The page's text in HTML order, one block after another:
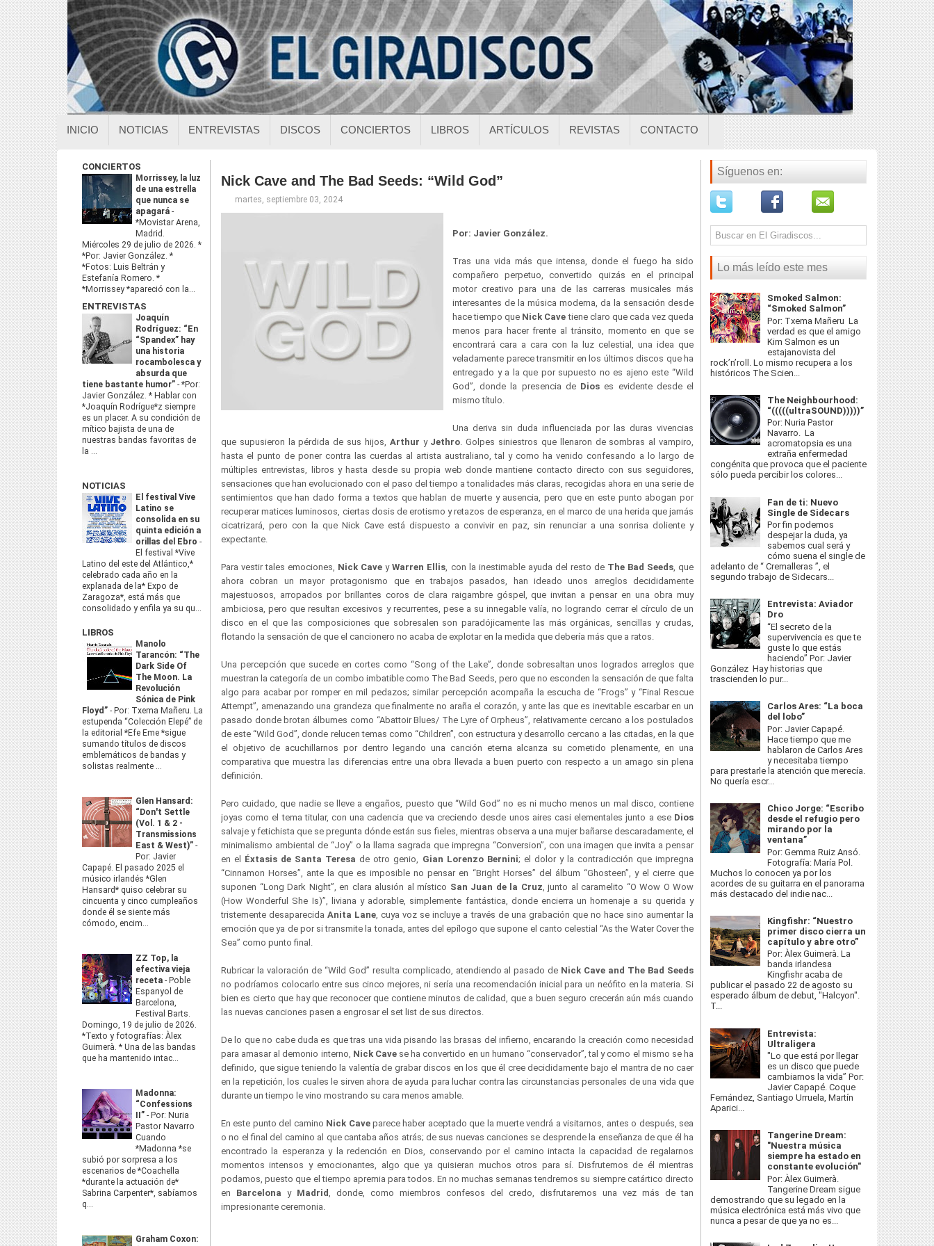
INICIO NOTICIAS ENTREVISTAS DISCOS CONCIERTOS LIBROS ARTÍCULOS REVISTAS CONTACTO
CONCIERTOS
Morrissey, la luz
de una estrella
que nunca se
apagará -
*Movistar Arena,
Madrid.
Miércoles 29 de julio de 2026. *
*Por: Javier González. *
*Fotos: Luis Beltrán y
Estefanía Romero. *
*Morrissey *apareció con la...
ENTREVISTAS
Joaquín
Rodríguez: “En
“Spandex” hay
una historia
rocambolesca y
absurda que
tiene bastante humor” -*Por:
Javier González. * Hablar con
*Joaquín Rodrígue*z siempre
es un placer. A su condición de
mítico bajista de una de
nuestras bandas favoritas de
la ...
NOTICIAS
El festival Vive
Latino se
consolida en su
quinta edición a
orillas del Ebro -
El festival *Vive
Latino del este del Atlántico,*
celebrado cada año en la
explanada de la* Expo de
Zaragoza*, está más que
consolidado y enfila ya su qu...
LIBROS
Manolo
Tarancón: “The
Dark Side Of
The Moon. La
Revolución
Sónica de Pink
Floyd” - Por: Txema Mañeru. La
estupenda “Colección Elepé” de
la editorial *Efe Eme *sigue
sumando títulos de discos
emblemáticos de bandas y
solistas realmente ...
Glen Hansard:
“Don't Settle
(Vol. 1 & 2 -
Transmissions
East & West)” -
Por: Javier
Capapé. El pasado 2025 el
músico irlandés *Glen
Hansard* quiso celebrar su
cincuenta y cinco cumpleaños
donde él se siente más
cómodo, encim...
ZZ Top, la
efectiva vieja
receta - Poble
Espanyol de
Barcelona,
Festival Barts.
Domingo, 19 de julio de 2026.
*Texto y fotografías: Àlex
Guimerà. * Una de las bandas
que ha mantenido intac...
Madonna:
“Confessions
II” - Por: Nuria
Pastor Navarro
Cuando
*Madonna *se
subió por sorpresa a los
escenarios de *Coachella
*durante la actuación de*
Sabrina Carpenter*, sabíamos
q...
Graham Coxon:
Nick Cave and The Bad Seeds: “Wild God”
martes, septiembre 03, 2024
Por: Javier González.
Tras una vida más que intensa, donde el fuego ha sido
compañero perpetuo, convertido quizás en el principal
motor creativo para una de las carreras musicales más
interesantes de la música moderna, da la sensación desde
hace tiempo que Nick Cave tiene claro que cada vez queda
menos para hacer frente al tránsito, momento en que se
encontrará cara a cara con la luz celestial, una idea que
veladamente parece transmitir en los últimos discos que ha
entregado y a la que por supuesto no es ajeno este “Wild
God”, donde la presencia de Dios es evidente desde el
mismo título.
Una deriva sin duda influenciada por las duras vivencias
que supusieron la pérdida de sus hijos, Arthur y Jethro. Golpes siniestros que llenaron de sombras al vampiro,
hasta el punto de poner contra las cuerdas al artista australiano, tal y como ha venido confesando a lo largo de
múltiples entrevistas, libros y hasta desde su propia web donde mantiene contacto directo con sus seguidores,
sensaciones que han evolucionado con el paso del tiempo a tonalidades más claras, recogidas ahora en una serie de
sentimientos que han dado forma a textos que hablan de muerte y ausencia, pero que en este punto abogan por
recuperar matices luminosos, ciertas dosis de erotismo y retazos de esperanza, en el marco de una herida que jamás
cicatrizará, pero con la que Nick Cave está dispuesto a convivir en paz, sin renunciar a una sonrisa doliente y
expectante.
Para vestir tales emociones, Nick Cave yWarren Ellis, con la inestimable ayuda del resto de The Bad Seeds, que
ahora cobran un mayor protagonismo que en trabajos pasados, han ideado unos arreglos decididamente
majestuosos, arropados por brillantes coros de clara raigambre góspel, que invitan a pensar en una obra muy
ambiciosa, pero que resultan excesivos y recurrentes, pese a su innegable valía, no logrando cerrar el círculo de un
disco en el que las composiciones que sobresalen son paradójicamente las más orgánicas, sencillas y crudas,
flotando la sensación de que el cancionero no acaba de explotar en la medida que debería más que a ratos.
Una percepción que sucede en cortes como “Song of the Lake”, donde sobresaltan unos logrados arreglos que
muestran la categoría de un combo imbatible como The Bad Seeds, pero que no esconden la sensación de que falta
algo para acabar por romper en mil pedazos; similar percepción acompaña la escucha de “Frogs” y “Final Rescue
Attempt”, amenazando una grandeza que finalmente no araña el corazón, y ante las que es inevitable escarbar en un
pasado donde brotan álbumes como “Abattoir Blues/ The Lyre of Orpheus”, relativamente cercano a los postulados
de este “Wild God”, donde relucen temas como “Children”, con estructura y desarrollo cercano a las citadas, en la que
el objetivo de acuchillarnos por dentro legando una canción eterna alcanza su cometido plenamente, en una
comparativa que muestra las diferencias entre una obra llevada a buen puerto con respecto a un amago sin plena
definición.
Pero cuidado, que nadie se lleve a engaños, puesto que “Wild God” no es ni mucho menos un mal disco, contiene
joyas como el tema titular, con una cadencia que va creciendo desde unos aires casi elementales junto a ese Dios
salvaje y fetichista que se pregunta dónde están sus fieles, mientras observa a una mujer bañarse descaradamente, el
minimalismo ambiental de “Joy” o la llama sagrada que impregna “Conversion”, con una imagen que invita a pensar
en el Éxtasis de Santa Teresade otro genio, Gian Lorenzo Bernini; el dolor y la contradicción que impregna
“Cinnamon Horses”, ante la que es imposible no pensar en “Bright Horses” del álbum “Ghosteen”, y el cierre que
suponen “Long Dark Night”, en clara alusión al místico San Juan de la Cruz, junto al caramelito “O Wow O Wow
(How Wonderful She Is)”, liviana y adorable, simplemente fantástica, donde encierra un homenaje a su querida y
tristemente desaparecidaAnita Lane, cuya voz se incluye a través de una grabación que no hace sino aumentar la
emoción que ya de por si transmite la tonada, antes del epílogo que supone el canto celestial “As the Water Cover the
Sea” como punto final.
Rubricar la valoración de “Wild God” resulta complicado, atendiendo al pasado de Nick Cave and The Bad Seeds
no podríamos colocarlo entre sus cinco mejores, ni sería una recomendación inicial para un neófito en la materia. Si
bien es cierto que hay que reconocer que contiene minutos de calidad, que a buen seguro crecerán aún más cuando
las nuevas canciones pasen a engrosar el set list de sus directos.
De lo que no cabe duda es que tras una vida pisando las brasas del infierno, encarando la creación como necesidad
para amasar al demonio interno, Nick Cavese ha convertido en un humano “conservador”, tal y como el mismo se ha
definido, que sigue teniendo la valentía de grabar discos en los que él cree decididamente bajo el mantra de no caer
en la repetición, los cuales le sirven ahora de ayuda para luchar contra las circunstancias personales de una vida que
durante un tiempo le vino mostrando su cara menos amable.
En este punto del camino Nick Caveparece haber aceptado que la muerte vendrá a visitarnos, antes o después, sea
o no el final del camino al que cantaba años atrás; de sus nuevas canciones se desprende la enseñanza de que él ha
encontrado la esperanza y la redención en Dios, conservando por el camino intacta la capacidad de regalarnos
momentos intensos y emocionantes, algo que ya quisieran muchos otros para sí. Disfrutemos de él mientras
podamos, puesto que el tiempo apremia para todos. En no muchas semanas tendremos su siempre catártico directo
en Barcelona y Madrid, donde, como miembros confesos del credo, disfrutaremos una vez más de tan
impresionante ceremonia.
Síguenos en:
Lo más leído este mes
Smoked Salmon:
“Smoked Salmon”
Por: Txema Mañeru La
verdad es que el amigo
Kim Salmon es un
estajanovista del
rock’n’roll. Lo mismo recupera a los
históricos The Scien...
The Neighbourhood:
“(((((ultraSOUND)))))”
Por: Nuria Pastor
Navarro. La
acromatopsia es una
extraña enfermedad
congénita que provoca que el paciente
sólo pueda percibir los colores...
Fan de ti: Nuevo
Single de Sidecars
Por fin podemos
despejar la duda, ya
sabemos cual será y
cómo suena el single de
adelanto de “ Cremalleras ”, el
segundo trabajo de Sidecars...
Entrevista: Aviador
Dro
“El secreto de la
supervivencia es que te
guste lo que estás
haciendo” Por: Javier
González Hay historias que
trascienden lo pur...
Carlos Ares: “La boca
del lobo”
Por: Javier Capapé.
Hace tiempo que me
hablaron de Carlos Ares
y necesitaba tiempo
para prestarle la atención que merecía.
No quería escr...
Chico Jorge: “Escribo
desde el refugio pero
mirando por la
ventana”
Por: Gemma Ruiz Ansó.
Fotografía: María Pol.
Muchos lo conocen ya por los
acordes de su guitarra en el panorama
más destacado del indie nac...
Kingfishr: “Nuestro
primer disco cierra un
capítulo y abre otro”
Por: Àlex Guimerà. La
banda irlandesa
Kingfishr acaba de
publicar el pasado 22 de agosto su
esperado álbum de debut, "Halcyon".
T...
Entrevista:
Ultraligera
"Lo que está por llegar
es un disco que puede
cambiarnos la vida” Por:
Javier Capapé. Coque
Fernández, Santiago Urruela, Martín
Aparici...
Tangerine Dream:
"Nuestra música
siempre ha estado en
constante evolución"
Por: Àlex Guimerà.
Tangerine Dream sigue
demostrando que su legado en la
música electrónica está más vivo que
nunca a pesar de que ya no es...